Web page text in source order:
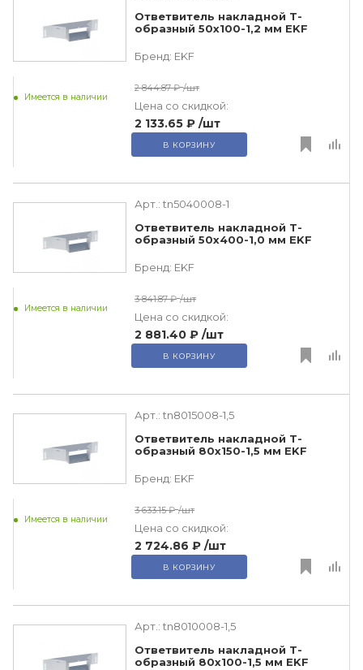
Ответвитель накладной Т-
образный 50х100-1,2 мм EKF
Бренд: EKF
Имеется в наличии
2 844.87 ₽ /шт
Цена со скидкой:
2 133.65 ₽ /шт
В КОРЗИНУ
Арт.: tn5040008-1
Ответвитель накладной Т-
образный 50х400-1,0 мм EKF
Бренд: EKF
Имеется в наличии
3 841.87 ₽ /шт
Цена со скидкой:
2 881.40 ₽ /шт
В КОРЗИНУ
Арт.: tn8015008-1,5
Ответвитель накладной Т-
образный 80х150-1,5 мм EKF
Бренд: EKF
Имеется в наличии
3 633.15 ₽ /шт
Цена со скидкой:
2 724.86 ₽ /шт
В КОРЗИНУ
Арт.: tn8010008-1,5
Ответвитель накладной Т-
образный 80х100-1,5 мм EKF